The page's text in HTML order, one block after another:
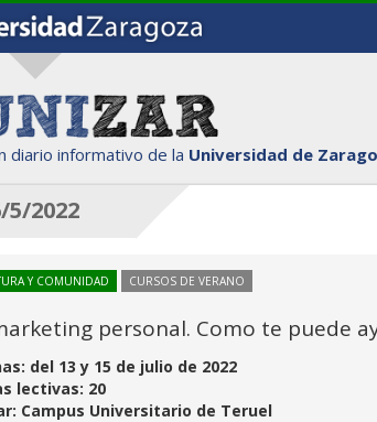
diario informativo de la Universidad de
5/2022
Y COMUNIDAD CURSOS DE VERANO
personal. Como te puede
del 13 y 15 de julio de 2022
lectivas: 20
Campus Universitario de Teruel